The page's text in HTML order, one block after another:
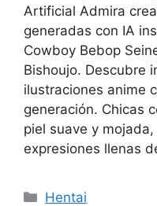
Artificial Admira
generadas con IA
Cowboy Bebop
Bishoujo. Descubre
ilustraciones anime
generación. Chicas
piel suave y
expresiones llenas
Categorías
Hentai